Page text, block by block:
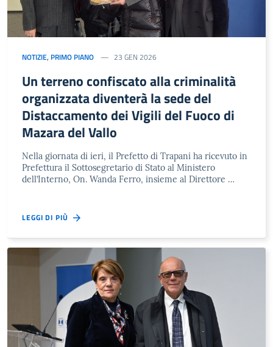
NOTIZIE, PRIMO PIANO 23 GEN 2026
Un terreno confiscato alla criminalità
organizzata diventerà la sede del
Distaccamento dei Vigili del Fuoco di
Mazara del Vallo
Nella giornata di ieri, il Prefetto di Trapani ha ricevuto in
Prefettura il Sottosegretario di Stato al Ministero
dell’Interno, On. Wanda Ferro, insieme al Direttore …
LEGGI DI PIÙ